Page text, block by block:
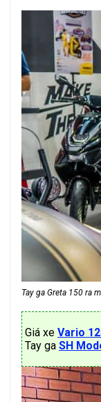
Tay ga Greta 150 ra
Giá xe Vario
Tay ga SH